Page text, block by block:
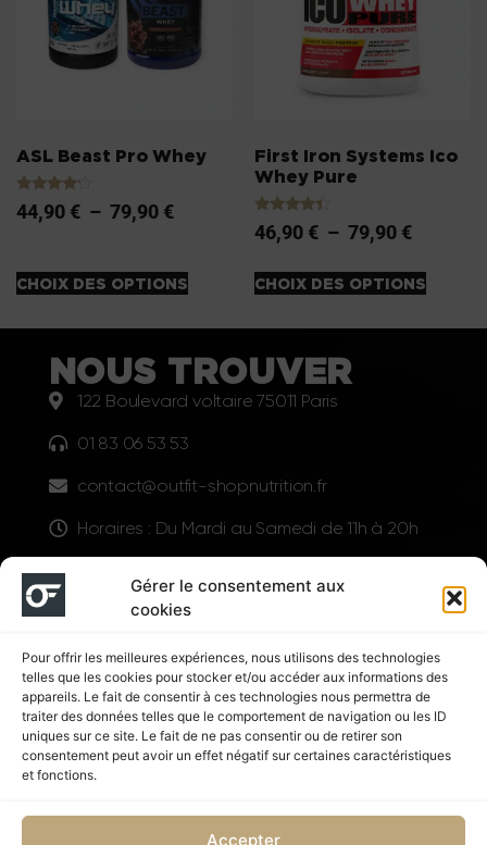
Gérer le consentement aux
cookies
Pour offrir les meilleures expériences, nous utilisons des technologies
telles que les cookies pour stocker et/ou accéder aux informations des
appareils. Le fait de consentir à ces technologies nous permettra de
traiter des données telles que le comportement de navigation ou les ID
uniques sur ce site. Le fait de ne pas consentir ou de retirer son
consentement peut avoir un effet négatif sur certaines caractéristiques
et fonctions.
Accepter
ASL Beast Pro Whey
Note
4.00
44,90 € – 79,90 €
CHOIX DES OPTIONS
First Iron Systems Ico
Whey Pure
Note
4.20
46,90 € – 79,90 €
CHOIX DES OPTIONS
NOUS TROUVER
122 Boulevard voltaire 75011 Paris
01 83 06 53 53
contact@outfit-shopnutrition.fr
Horaires : Du Mardi au Samedi de 11h à 20h
LIENS UTILES
Suivez nous